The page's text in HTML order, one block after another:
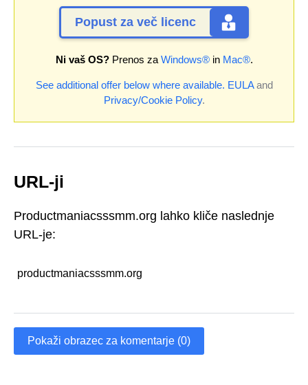
Popust za več licenc
Ni vaš OS?Prenos za Windows®in Mac®.
See additional offer below where available. EULAand
Privacy/Cookie Policy.
URL-ji
Productmaniacsssmm.org lahko kliče naslednje
URL-je:
productmaniacsssmm.org
Pokaži obrazec za komentarje (0)